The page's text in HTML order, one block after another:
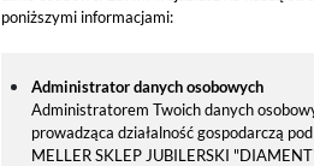
poniższymi informacjami:
Administrator danych osobowych
Administratorem Twoich danych
prowadząca działalność gospodarczą
MELLER SKLEP JUBILERSKI
OSTATNIO OGLĄDANE